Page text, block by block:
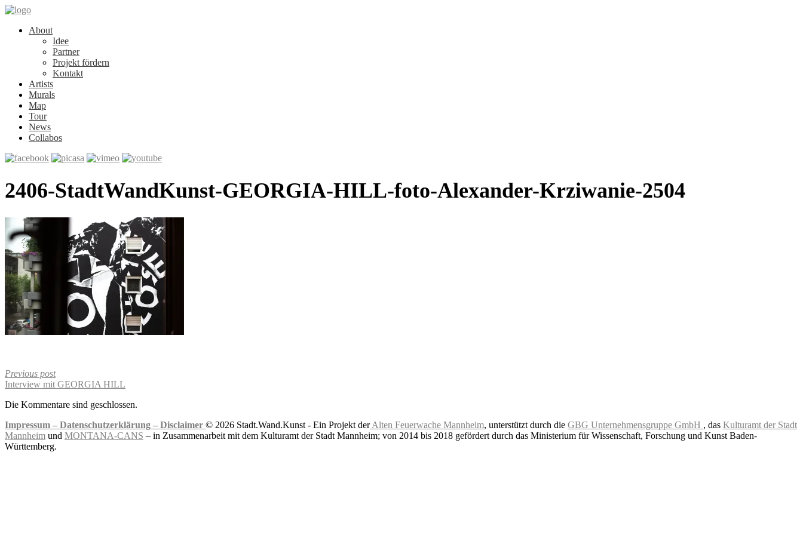
About
Idee
Partner
Projekt fördern
Kontakt
Artists
Murals
Map
Tour
News
Collabos
2406-StadtWandKunst-GEORGIA-HILL-foto-Alexander-Krziwanie-2504
Previous post
Interview mit GEORGIA HILL
Die Kommentare sind geschlossen.
Impressum – Datenschutzerklärung – Disclaimer © 2026 Stadt.Wand.Kunst - Ein Projekt derAlten Feuerwache Mannheim, unterstützt durch die GBG Unternehmensgruppe GmbH , das Kulturamt der Stadt
Mannheim und MONTANA-CANS – in Zusammenarbeit mit dem Kulturamt der Stadt Mannheim; von 2014 bis 2018 gefördert durch das Ministerium für Wissenschaft, Forschung und Kunst Baden-
Württemberg.